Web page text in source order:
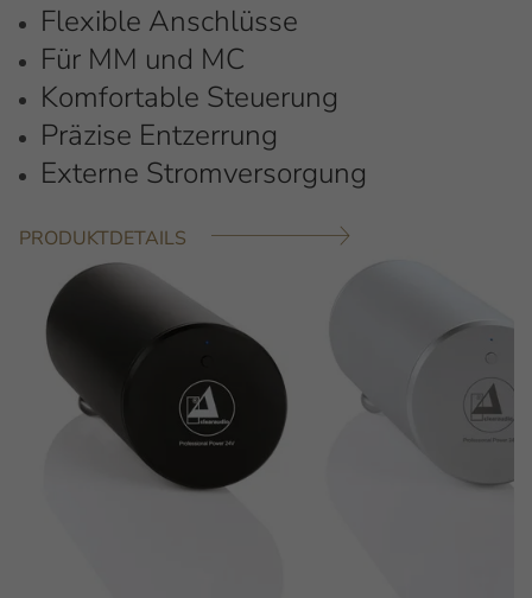
Flexible Anschlüsse
Für MM und MC
Komfortable Steuerung
Präzise Entzerrung
Externe Stromversorgung
PRODUKTDETAILS